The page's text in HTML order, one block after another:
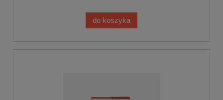
do koszyka